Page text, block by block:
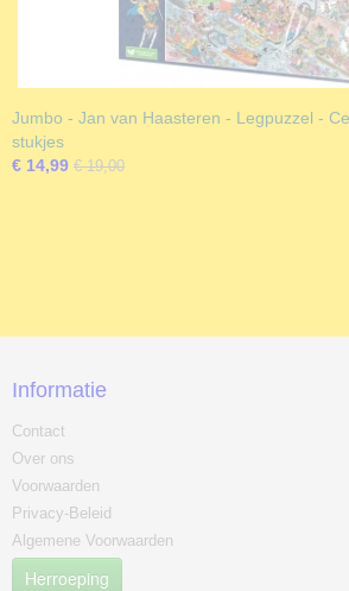
Jumbo - Jan van Haasteren - Legpuzzel -
stukjes
€ 14,99 € 19,00
Informatie
Contact
Over ons
Voorwaarden
Privacy-Beleid
Algemene Voorwaarden
Herroeping